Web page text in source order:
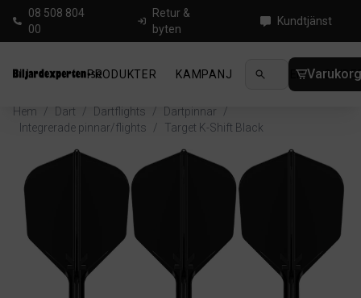
08 508 804
00
Retur &
byten
Kundtjänst
PRODUKTER KAMPANJ NYHETER
Hem / Dart / Dartflights / Dartpinnar
/
Integrerade pinnar/flights
/ Target K-Shift Black